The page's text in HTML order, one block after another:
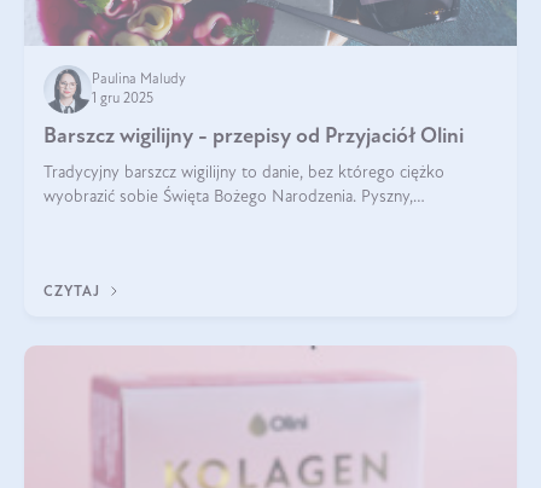
Paulina Maludy
1 gru 2025
Barszcz wigilijny - przepisy od Przyjaciół Olini
Tradycyjny barszcz wigilijny to danie, bez którego ciężko
wyobrazić sobie Święta Bożego Narodzenia. Pyszny,
CZYTAJ